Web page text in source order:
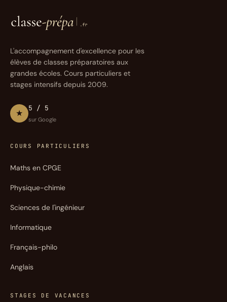
L'accompagnement d'excellence pour les
élèves de classes préparatoires aux
grandes écoles. Cours particuliers et
stages intensifs depuis 2009.
★ 5 / 5
sur Google
COURS PARTICULIERS
Maths en CPGE
Physique-chimie
Sciences de l'ingénieur
Informatique
Français-philo
Anglais
STAGES DE VACANCES